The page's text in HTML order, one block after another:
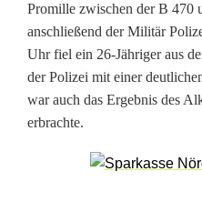
u
k
e
n
Promille zwischen der B 470
anschließend der Militär
Uhr fiel ein 26-Jähriger aus
der Polizei mit einer
war auch das Ergebnis des
erbrachte.